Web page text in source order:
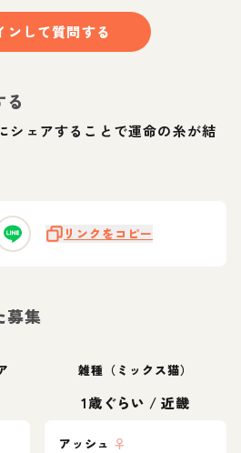
ンして質問する
シェアすることで運命の糸が結
リンクをコピー
募集
雑種（ミックス猫）
1歳ぐらい /近畿
アッシュ ♀